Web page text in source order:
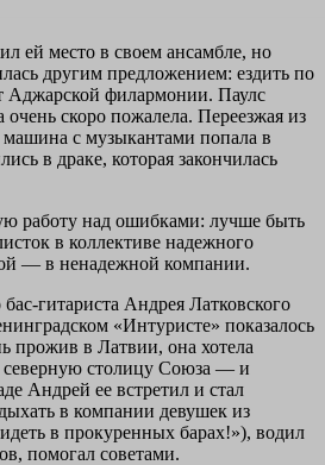
ей место в своем ансамбле, но
другим предложением: ездить по
Аджарской филармонии. Паулс
очень скоро пожалела. Переезжая из
машина с музыкантами попала в
в драке, которая закончилась
работу над ошибками: лучше быть
в коллективе надежного
— в ненадежной компании.
гитариста Андрея Латковского
«Интуристе» показалось
в Латвии, она хотела
северную столицу Союза — и
Андрей ее встретил и стал
в компании девушек из
в прокуренных барах!»), водил
помогал советами.